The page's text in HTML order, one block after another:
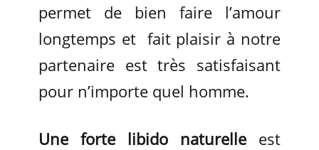
permet de bien faire l’amour
longtemps et fait plaisir à notre
partenaire est très satisfaisant
pour n’importe quel homme.
Une forte libido naturelle est